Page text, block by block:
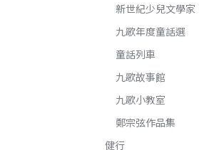
NT$460
新世紀少兒文學家
九歌年度童話選
童話列車
九歌故事館
九歌小教室
鄭宗弦作品集
健行